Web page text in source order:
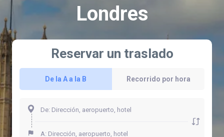
Londres
Reservar un traslado
De la A a la B Recorrido por hora